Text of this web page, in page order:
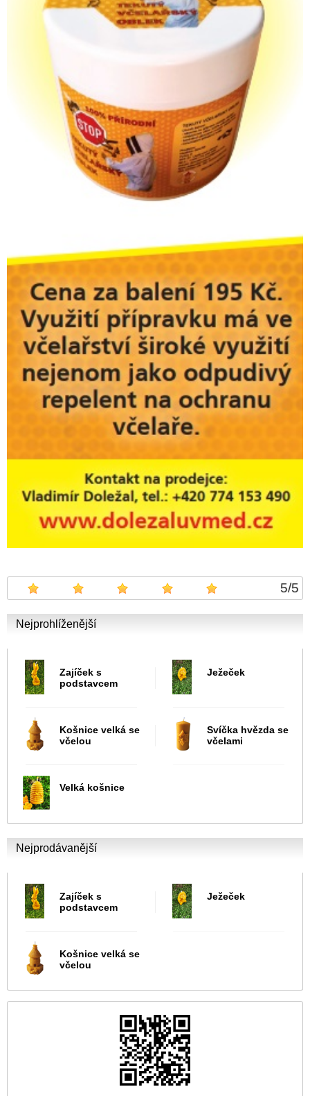
5/5
Nejprohlíženější
Zajíček s
podstavcem
Ježeček
Košnice velká se
včelou
Svíčka hvězda se
včelami
Velká košnice
Nejprodávanější
Zajíček s
podstavcem
Ježeček
Košnice velká se
včelou